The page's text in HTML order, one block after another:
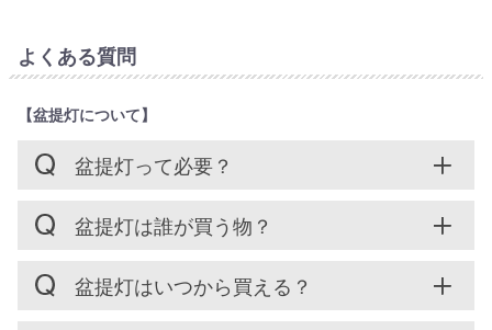
よくある質問
【盆提灯について】
盆提灯って必要？
盆提灯は誰が買う物？
盆提灯はいつから買える？